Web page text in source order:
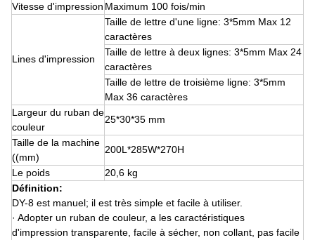
Vitesse d'impression Maximum 100 fois/min
Lines d'impression
Taille de lettre d'une ligne: 3*5mm Max 12
caractères
Taille de lettre à deux lignes: 3*5mm Max 24
caractères
Taille de lettre de troisième ligne: 3*5mm
Max 36 caractères
Largeur du ruban de
couleur
25*30*35 mm
Taille de la machine
((mm)
200L*285W*270H
Le poids
20,6 kg
Définition:
DY-8 est manuel; il est très simple et facile à utiliser.
· Adopter un ruban de couleur, a les caractéristiques
d'impression transparente, facile à sécher, non collant, pas facile